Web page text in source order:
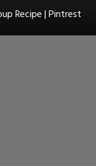
Recipe | Pintrest